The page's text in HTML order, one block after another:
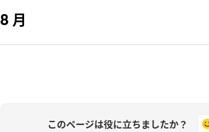
月
このページは役に立ちましたか？